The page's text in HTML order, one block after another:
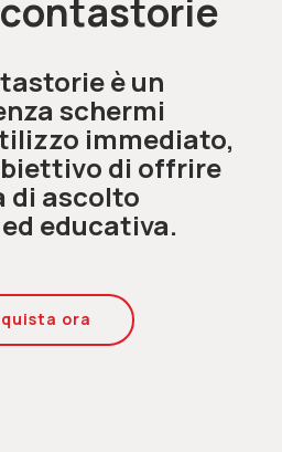
è un
schermi
immediato,
di offrire
di ascolto
educativa.
ora